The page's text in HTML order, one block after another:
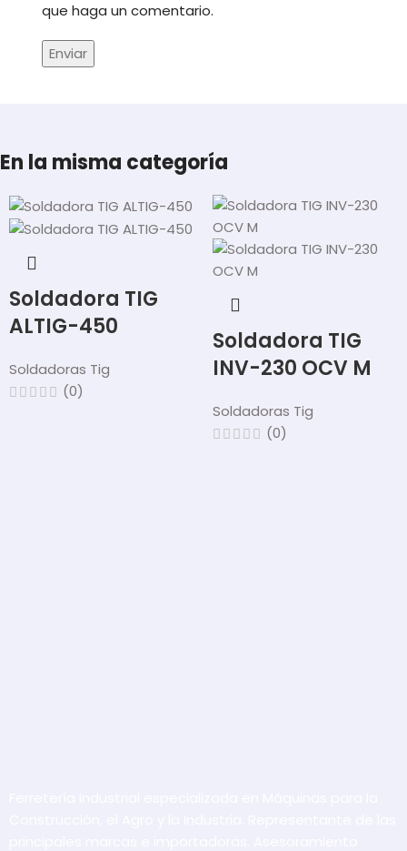
que haga un comentario.
En la misma categoría
Soldadora TIG
ALTIG-450
Soldadoras Tig
(0)
Soldadora TIG
INV-230 OCV M
Soldadoras Tig
(0)